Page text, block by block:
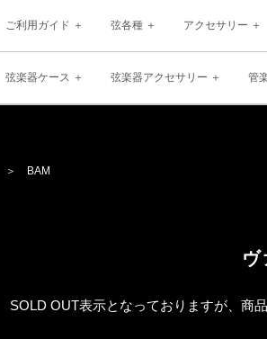
ご利用ガイド 弦各種 アクセサリー
弦楽器ケース 弦楽器アクセサリー 管
＞ BAM
ヴ
SOLD OUT表示となっておりますが、商